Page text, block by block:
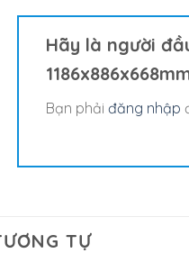
Hãy là người
Bạn phải đăng nhập
TỰ